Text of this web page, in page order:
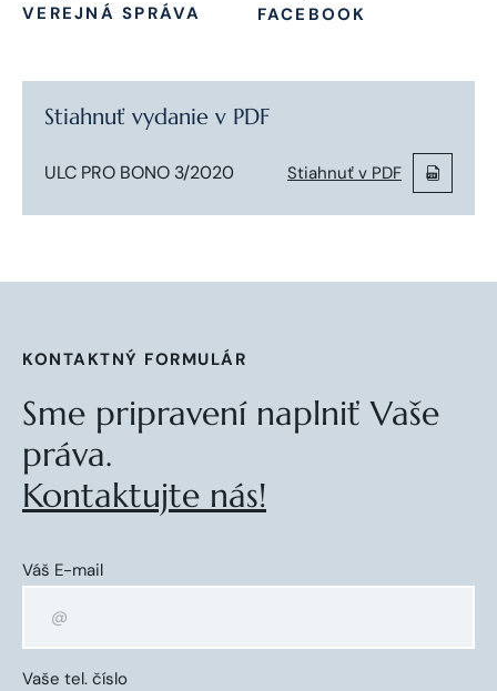
VEREJNÁ SPRÁVA
FACEBOOK
Stiahnuť vydanie v PDF
ULC PRO BONO 3/2020 Stiahnuť v PDF
KONTAKTNÝ FORMULÁR
Sme pripravení naplniť Vaše
práva.
Kontaktujte nás!
Váš E-mail
Vaše tel. číslo